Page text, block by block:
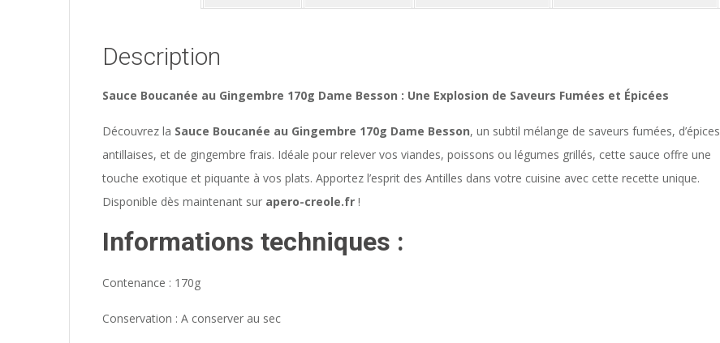
Description
Sauce Boucanée au Gingembre 170g Dame Besson : Une Explosion de Saveurs Fumées et Épicées
Découvrez la Sauce Boucanée au Gingembre 170g Dame Besson, un subtil mélange de saveurs fumées, d’épices
antillaises, et de gingembre frais. Idéale pour relever vos viandes, poissons ou légumes grillés, cette sauce offre une
touche exotique et piquante à vos plats. Apportez l’esprit des Antilles dans votre cuisine avec cette recette unique.
Disponible dès maintenant sur apero-creole.fr !
Informations techniques :
Contenance : 170g
Conservation : A conserver au sec